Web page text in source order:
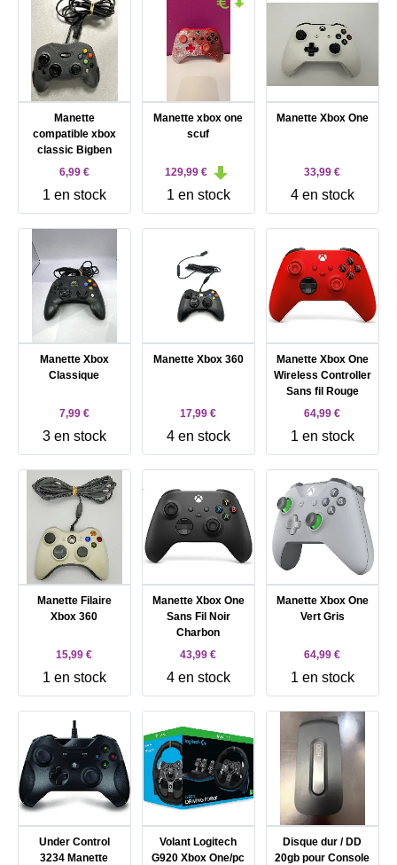
Manette
compatible xbox
classic Bigben
6,99 €
1 en stock
Manette xbox one
scuf
129,99 €
1 en stock
Manette Xbox One
33,99 €
4 en stock
Manette Xbox
Classique
7,99 €
3 en stock
Manette Xbox 360
17,99 €
4 en stock
Manette Xbox One
Wireless Controller
Sans fil Rouge
64,99 €
1 en stock
Manette Filaire
Xbox 360
15,99 €
1 en stock
Manette Xbox One
Sans Fil Noir
Charbon
43,99 €
4 en stock
Manette Xbox One
Vert Gris
64,99 €
1 en stock
Under Control
3234 Manette
Volant Logitech
G920 Xbox One/pc
Disque dur / DD
20gb pour Console